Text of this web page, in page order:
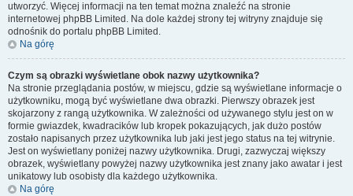
utworzyć. Więcej informacji na ten temat można znaleźć na stronie
internetowej phpBB Limited. Na dole każdej strony tej witryny znajduje się
odnośnik do portalu phpBB Limited.
Na górę
Czym są obrazki wyświetlane obok nazwy użytkownika?
Na stronie przeglądania postów, w miejscu, gdzie są wyświetlane informacje o
użytkowniku, mogą być wyświetlane dwa obrazki. Pierwszy obrazek jest
skojarzony z rangą użytkownika. W zależności od używanego stylu jest on w
formie gwiazdek, kwadracików lub kropek pokazujących, jak dużo postów
zostało napisanych przez użytkownika lub jaki jest jego status na tej witrynie.
Jest on wyświetlany poniżej nazwy użytkownika. Drugi, zazwyczaj większy
obrazek, wyświetlany powyżej nazwy użytkownika jest znany jako awatar i jest
unikatowy lub osobisty dla każdego użytkownika.
Na górę